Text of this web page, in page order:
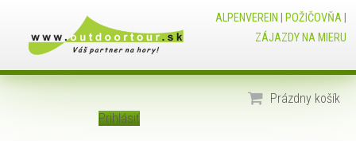
ALPENVEREIN POŽIČOVŇA
ZÁJAZDY NA MIERU
Prázdny košík
Prihlásiť